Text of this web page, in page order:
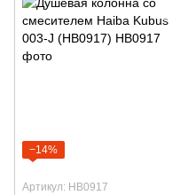
−14%
Артикул: HB0917